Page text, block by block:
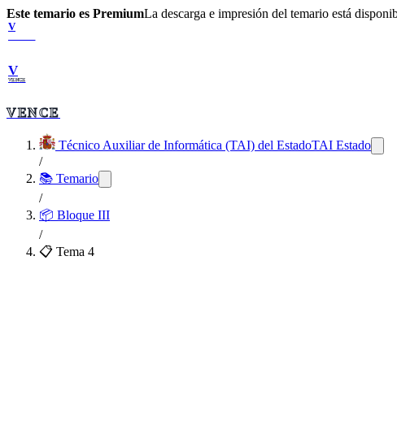
Este temario es PremiumLa descarga e impresión del temario está
V
V
VENCE
VENCE
Técnico Auxiliar de Informática (TAI) del EstadoTAI Estado
/
📚 Temario
/
📦 Bloque III
/
📋 Tema 4